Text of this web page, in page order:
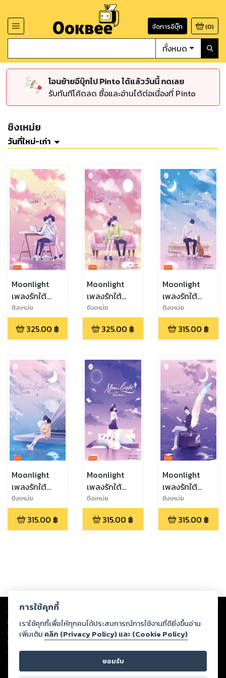
จัดการอีบุ๊ก (0)
ทั้งหมด
โอนย้ายอีบุ๊กไป Pinto ได้แล้ววันนี้ กดเลย
รับทันทีโค้ดลด ซื้อและอ่านได้ต่อเนื่องที่ Pinto
ชิงเหม่ย
วันที่ใหม่-เก่า
Moonlight
เพลงรักใต้
แสงจันทร์ เล่ม
5
ชิงเหม่ย
325.00 ฿
Moonlight
เพลงรักใต้
แสงจันทร์ เล่ม
6 (เล่มจบ)
ชิงเหม่ย
325.00 ฿
Moonlight
เพลงรักใต้
แสงจันทร์ เล่ม
3
ชิงเหม่ย
315.00 ฿
Moonlight
เพลงรักใต้
แสงจันทร์ เล่ม
4
ชิงเหม่ย
315.00 ฿
Moonlight
เพลงรักใต้
แสงจันทร์ เล่ม 1
ชิงเหม่ย
315.00 ฿
Moonlight
เพลงรักใต้
แสงจันทร์ เล่ม
2
ชิงเหม่ย
315.00 ฿
Copyright © 2026
ต่อผลงานหรือเนื้อหาใดที่อัปโหลดผ่านเว็บไซต์และปรากฏว่าละเมิดสิทธิใน
ทรัพย์สินทางปัญญาของบุคคลอื่นหรือขัดต่อกฎหมายและศีลธรรม ดังนั้น ผู้อ่าน
ทุกท่านโปรดใช้วิจารณญาณในการกลั่นกรองด้วยตนเอง และหากท่านพบว่าส่วน
หนึ่งส่วนใดขัดต่อกฎหมายและศีลธรรม กรุณาแจ้งมายังบริษัท เพื่อทีมงานจะได้
ดำเนินการในทันที ทั้งนี้ ทางสตอรี่ล็อกขอสงวนลิขสิทธิ์ตามพระราชบัญญัติ
ลิขสิทธิ์ พ.ศ. 2537 (ฉบับล่าสุด)
การใช้คุกกี้
เราใช้คุกกี้เพื่อให้ทุกคนได้ประสบการณ์การใช้งานที่ดียิ่งขึ้นอ่าน
เพิ่มเติม คลิก (Privacy Policy) และ (Cookie Policy)
ยอมรับ